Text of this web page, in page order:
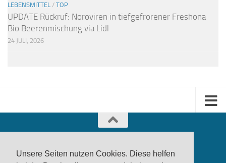
Unsere Seiten nutzen Cookies. Diese helfen
LEBENSMITTEL / TOP
UPDATE Rückruf: Noroviren in tiefgefrorener Freshona
Bio Beerenmischung via Lidl
24 JULI, 2026